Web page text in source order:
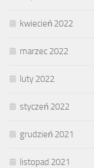
kwiecień 2022
marzec 2022
luty 2022
styczeń 2022
grudzień 2021
listopad 2021